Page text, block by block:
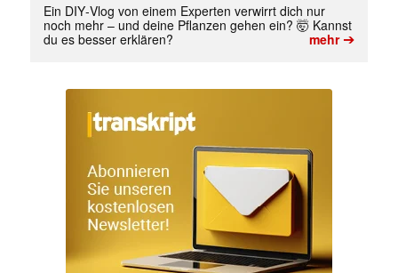
Ein DIY‑Vlog von einem Experten verwirrt dich nur
noch mehr – und deine Pflanzen gehen ein? 🤯 Kannst
du es besser erklären?
mehr➔